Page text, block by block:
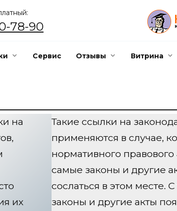
78-90
Сервис Отзывы Витрина
на
их
Такие ссылки на
применяются в случае,
нормативного
самые законы и другие
сослаться в этом месте.
законы и другие акты